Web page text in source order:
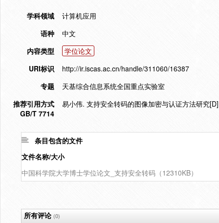
学科领域
计算机应用
语种
中文
内容类型
学位论文
URI标识
http://ir.iscas.ac.cn/handle/311060/16387
专题
天基综合信息系统全国重点实验室
推荐引用方式
GB/T 7714
易小伟. 支持安全转码的图像加密与认证方法研究
条目包含的文件
文件名称/大小
中国科学院大学博士学位论文_支持安全转码（12310KB）
所有评论(0)